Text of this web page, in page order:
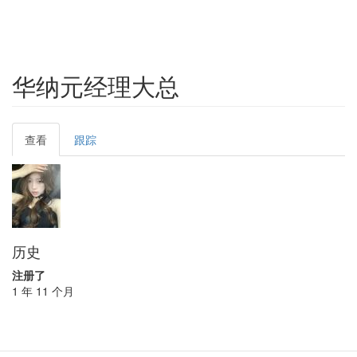
华纳元经理大总
Primary
tabs
查看 (active
tab)
跟踪
历史
注册了
1 年 11 个月